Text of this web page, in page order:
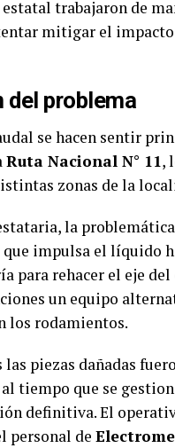
trabajaron de
mitigar el
del problema
se hacen sentir
Ruta Nacional N° 11,
zonas de la
la
impulsa el líquido
para rehacer el eje
un equipo
los rodamientos.
piezas dañadas
tiempo que se
definitiva. El
personal de